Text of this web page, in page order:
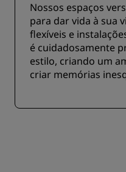
Nossos espaços
para dar vida à sua
flexíveis e
é cuidadosamente
estilo, criando um
criar memórias